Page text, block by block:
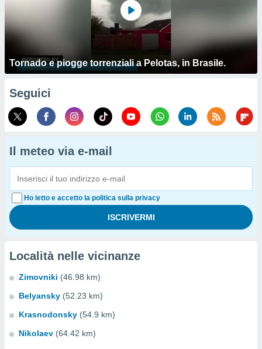
Tornado e piogge torrenziali a Pelotas, in Brasile.
Seguici
Il meteo via e-mail
Ho letto e accetto la politica sulla privacy
Località nelle vicinanze
Zimovniki (46.98 km)
Belyansky (52.23 km)
Krasnodonsky (54.9 km)
Nikolaev (64.42 km)